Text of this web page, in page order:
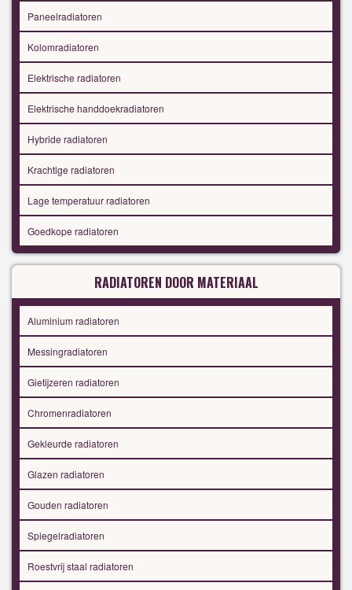
Paneelradiatoren
Kolomradiatoren
Elektrische radiatoren
Elektrische handdoekradiatoren
Hybride radiatoren
Krachtige radiatoren
Lage temperatuur radiatoren
Goedkope radiatoren
RADIATOREN DOOR MATERIAAL
Aluminium radiatoren
Messingradiatoren
Gietijzeren radiatoren
Chromenradiatoren
Gekleurde radiatoren
Glazen radiatoren
Gouden radiatoren
Spiegelradiatoren
Roestvrij staal radiatoren